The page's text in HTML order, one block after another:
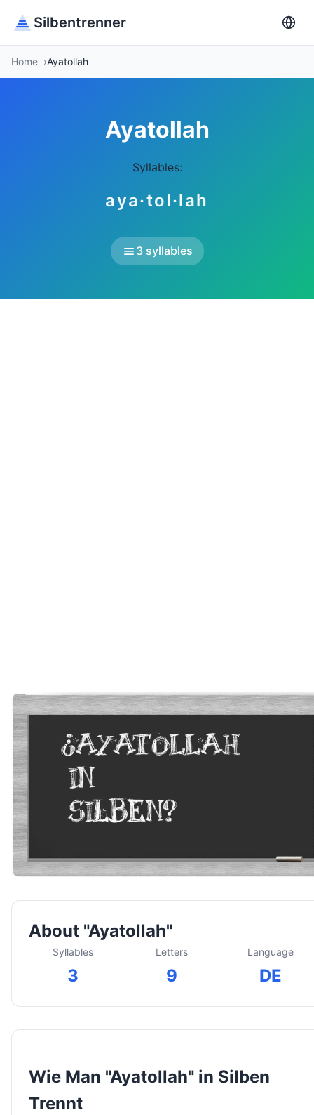
Silbentrenner
Home Ayatollah
Ayatollah
Syllables:
aya·tol·lah
3 syllables
About "Ayatollah"
Syllables
3
Letters
9
Language
DE
Wie Man "Ayatollah" in Silben
Trennt